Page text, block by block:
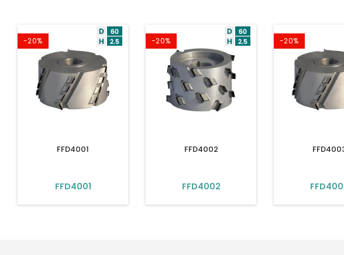
-20%
FFD4001
FFD4001
-20%
FFD4002
FFD4002
-20%